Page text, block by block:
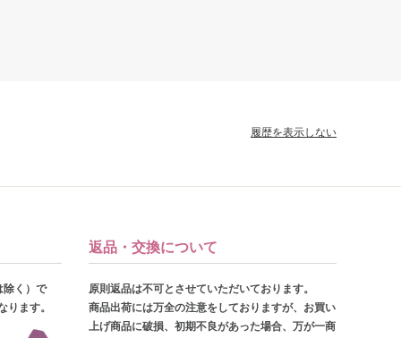
履歴を表示しない
除く）で
ります。
返品・交換について
原則返品は不可とさせていただいております。
商品出荷には万全の注意をしておりますが、お買い
上げ商品に破損、初期不良があった場合、万が一商